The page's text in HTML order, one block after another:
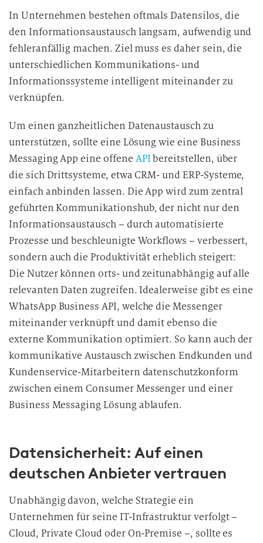
n
g
i
n
d
e
D
a
e
v
e
r
a
r
b
e
u
n
g
In Unternehmen bestehen oftmals Datensilos, die
den Informationsaustausch langsam, aufwendig und
fehleranfällig machen. Ziel muss es daher sein, die
unterschiedlichen Kommunikations- und
Informationssysteme intelligent miteinander zu
verknüpfen.
Um einen ganzheitlichen Datenaustausch zu
unterstützen, sollte eine Lösung wie eine Business
Messaging App eine offene APIbereitstellen, über
die sich Drittsysteme, etwa CRM- und ERP-Systeme,
einfach anbinden lassen. Die App wird zum zentral
geführten Kommunikationshub, der nicht nur den
Informationsaustausch – durch automatisierte
Prozesse und beschleunigte Workflows – verbessert,
sondern auch die Produktivität erheblich steigert:
Die Nutzer können orts- und zeitunabhängig auf alle
relevanten Daten zugreifen. Idealerweise gibt es eine
WhatsApp Business API, welche die Messenger
miteinander verknüpft und damit ebenso die
externe Kommunikation optimiert. So kann auch der
kommunikative Austausch zwischen Endkunden und
Kundenservice-Mitarbeitern datenschutzkonform
zwischen einem Consumer Messenger und einer
Business Messaging Lösungablaufen.
Datensicherheit: Auf einen
deutschen Anbieter vertrauen
Unabhängig davon, welche Strategie ein
Unternehmen für seine IT-Infrastruktur verfolgt –
Cloud, Private Cloud oder On-Premise –, sollte es